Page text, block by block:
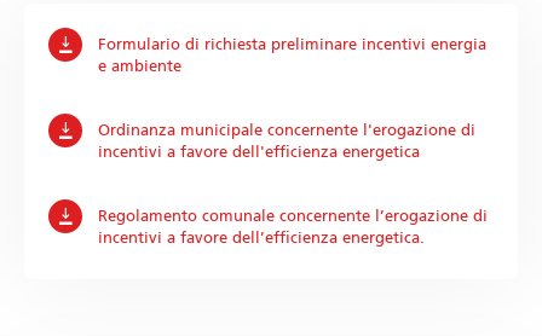
Formulario di richiesta preliminare incentivi energia
e ambiente
Ordinanza municipale concernente l'erogazione di
incentivi a favore dell'efficienza energetica
Regolamento comunale concernente l’erogazione di
incentivi a favore dell’efficienza energetica.